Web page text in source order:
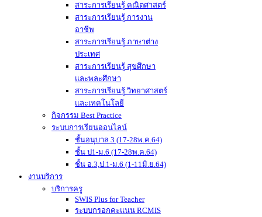
สาระการเรียนรู้ คณิตศาสตร์
สาระการเรียนรู้ การงาน
อาชีพ
สาระการเรียนรู้ ภาษาต่าง
ประเทศ
สาระการเรียนรู้ สุขศึกษา
และพละศึกษา
สาระการเรียนรู้ วิทยาศาสตร์
และเทคโนโลยี
กิจกรรม Best Practice
ระบบการเรียนออนไลน์
ชั้นอนุบาล 3 (17-28พ.ค.64)
ชั้น ป1-ม.6 (17-28พ.ค.64)
ชั้น อ.3,ป.1-ม.6 (1-11มิ.ย.64)
งานบริการ
บริการครู
SWIS Plus for Teacher
ระบบกรอกคะแนน RCMIS